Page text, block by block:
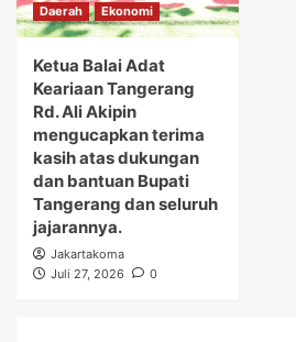
Daerah Ekonomi
Ketua Balai Adat
Keariaan Tangerang
Rd. Ali Akipin
mengucapkan terima
kasih atas dukungan
dan bantuan Bupati
Tangerang dan seluruh
jajarannya.
Jakartakoma
Juli 27, 2026
0